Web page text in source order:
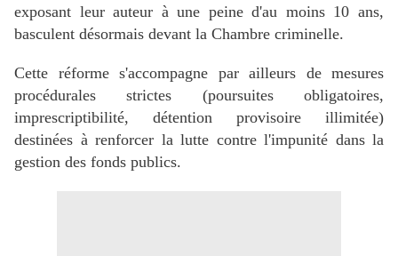
exposant leur auteur à une peine d'au moins 10 ans,
basculent désormais devant la Chambre criminelle.
Cette réforme s'accompagne par ailleurs de mesures
procédurales strictes (poursuites obligatoires,
imprescriptibilité, détention provisoire illimitée)
destinées à renforcer la lutte contre l'impunité dans la
gestion des fonds publics.